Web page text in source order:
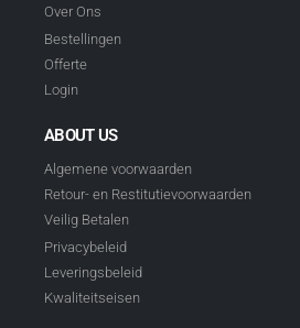
Over Ons
Bestellingen
Offerte
Login
ABOUT US
Algemene voorwaarden
Retour- en Restitutievoorwaarden
Veilig Betalen
Privacybeleid
Leveringsbeleid
Kwaliteitseisen